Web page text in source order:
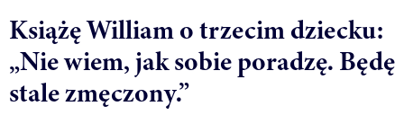
Książę William o trzecim dziecku:
„Nie wiem, jak sobie poradzę. Będę
stale zmęczony.”